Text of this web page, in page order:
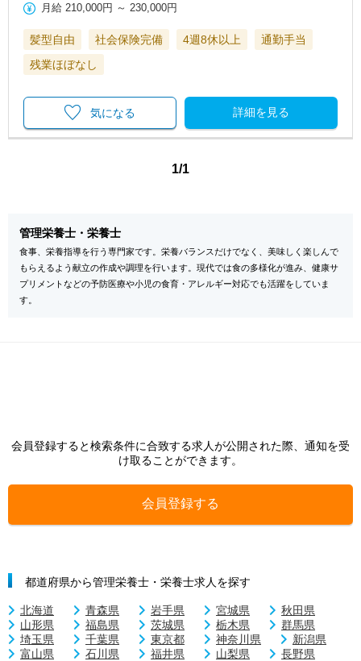
月給 210,000円 ～ 230,000円
髪型自由 社会保険完備 4週8休以上
通勤手当
残業ほぼなし
詳細を見る
気になる
1/1
管理栄養士・栄養士
食事、栄養指導を行う専門家です。栄養バランスだけでなく、美味しく楽しんで
もらえるよう献立の作成や調理を行います。現代では食の多様化が進み、健康サ
プリメントなどの予防医療や小児の食育・アレルギー対応でも活躍をしていま
す。
会員登録すると検索条件に合致する求人が公開された際、通知を受
け取ることができます。
会員登録する
都道府県から管理栄養士・栄養士求人を探す
北海道 青森県 岩手県 宮城県
秋田県
山形県
福島県 茨城県 栃木県
群馬県
埼玉県
千葉県 東京都 神奈川県
新潟県
富山県
石川県 福井県 山梨県
長野県